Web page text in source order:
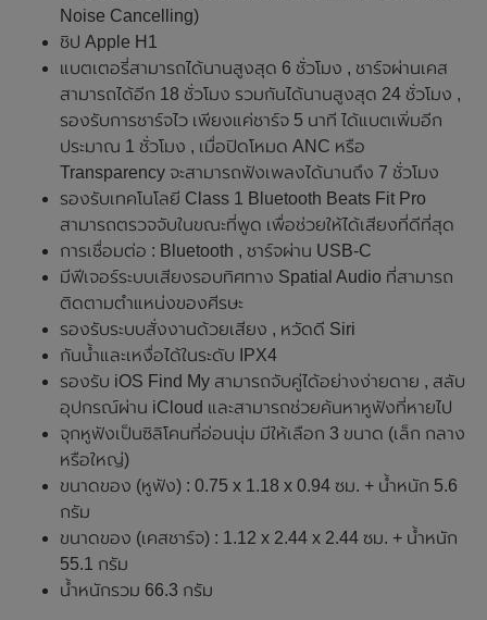
Noise Cancelling)
ชิป Apple H1
แบตเตอรี่สามารถได้นานสูงสุด 6 ชั่วโมง , ชาร์จผ่านเคส
สามารถได้อีก 18 ชั่วโมง รวมกันได้นานสูงสุด 24 ชั่วโมง ,
รองรับการชาร์จไว เพียงแค่ชาร์จ 5 นาที ได้แบตเพิ่มอีก
ประมาณ 1 ชั่วโมง , เมื่อปิดโหมด ANC หรือ
Transparency จะสามารถฟังเพลงได้นานถึง 7 ชั่วโมง
รองรับเทคโนโลยี Class 1 Bluetooth Beats Fit Pro
สามารถตรวจจับในขณะที่พูด เพื่อช่วยให้ได้เสียงที่ดีที่สุด
การเชื่อมต่อ : Bluetooth , ชาร์จผ่าน USB-C
มีฟีเจอร์ระบบเสียงรอบทิศทาง Spatial Audio ที่สามารถ
ติดตามตำแหน่งของศีรษะ
รองรับระบบสั่งงานด้วยเสียง , หวัดดี Siri
กันน้ำและเหงื่อได้ในระดับ IPX4
รองรับ iOS Find My สามารถจับคู่ได้อย่างง่ายดาย , สลับ
อุปกรณ์ผ่าน iCloud และสามารถช่วยค้นหาหูฟังที่หายไป
จุกหูฟังเป็นซิลิโคนที่อ่อนนุ่ม มีให้เลือก 3 ขนาด (เล็ก กลาง
หรือใหญ่)
ขนาดของ (หูฟัง) : 0.75 x 1.18 x 0.94 ซม. + น้ำหนัก 5.6
กรัม
ขนาดของ (เคสชาร์จ) : 1.12 x 2.44 x 2.44 ซม. + น้ำหนัก
55.1 กรัม
น้ำหนักรวม 66.3 กรัม